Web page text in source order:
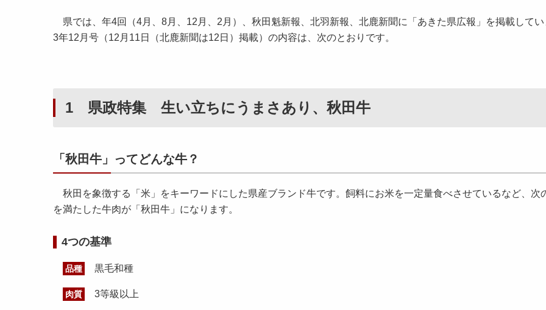
県では、年4回（4月、8月、12月、2月）、秋田魁新報、北羽新報、北鹿新聞に「あきた県広報」を掲載してい
3年12月号（12月11日（北鹿新聞は12日）掲載）の内容は、次のとおりです。
1 県政特集 生い立ちにうまさあり、秋田牛
「秋田牛」ってどんな牛？
秋田を象徴する「米」をキーワードにした県産ブランド牛です。飼料にお米を一定量食べさせているなど、次
を満たした牛肉が「秋田牛」になります。
4つの基準
品種 黒毛和種
肉質 3等級以上